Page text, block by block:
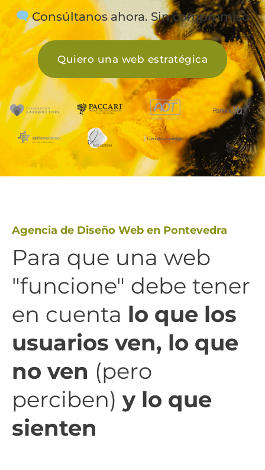
Consúltanos ahora. Sin compromiso
Quiero una web estratégica
Agencia de Diseño Web en Pontevedra
Para que una web
"funcione" debe tener
en cuenta lo que los
usuarios ven, lo que
no ven (pero
perciben) y lo que
sienten